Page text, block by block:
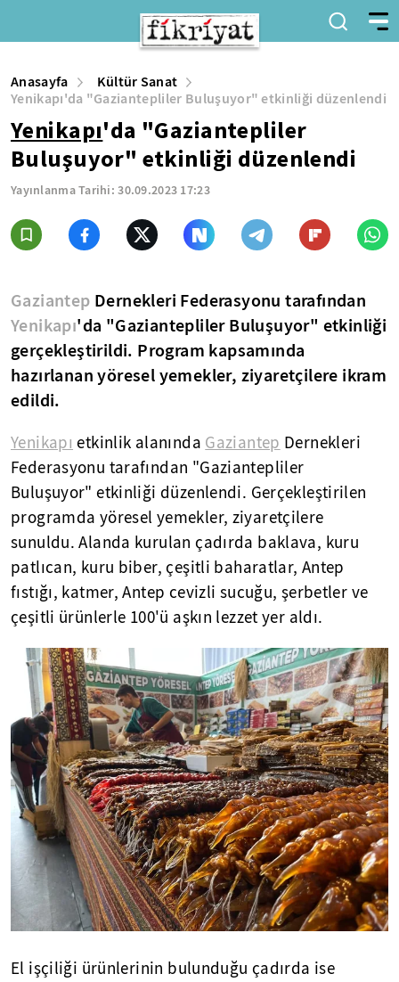
Anasayfa
Kültür Sanat
Yenikapı'da "Gaziantepliler Buluşuyor" etkinliği düzenlendi
Yenikapı'da "Gaziantepliler
Buluşuyor" etkinliği düzenlendi
Yayınlanma Tarihi:30.09.2023 17:23
Gaziantep Dernekleri Federasyonu tarafından
Yenikapı'da "Gaziantepliler Buluşuyor" etkinliği
gerçekleştirildi. Program kapsamında
hazırlanan yöresel yemekler, ziyaretçilere ikram
edildi.
Yenikapı etkinlik alanında Gaziantep Dernekleri
Federasyonu tarafından "Gaziantepliler
Buluşuyor" etkinliği düzenlendi. Gerçekleştirilen
programda yöresel yemekler, ziyaretçilere
sunuldu. Alanda kurulan çadırda baklava, kuru
patlıcan, kuru biber, çeşitli baharatlar, Antep
fıstığı, katmer, Antep cevizli sucuğu, şerbetler ve
çeşitli ürünlerle 100'ü aşkın lezzet yer aldı.
El işçiliği ürünlerinin bulunduğu çadırda ise